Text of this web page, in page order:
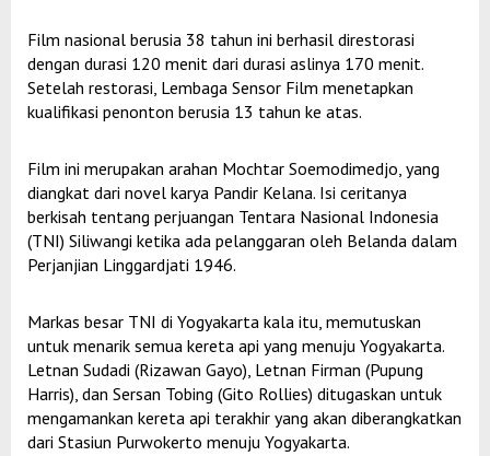
Film nasional berusia 38 tahun ini berhasil direstorasi
dengan durasi 120 menit dari durasi aslinya 170 menit.
Setelah restorasi, Lembaga Sensor Film menetapkan
kualifikasi penonton berusia 13 tahun ke atas.
Film ini merupakan arahan Mochtar Soemodimedjo, yang
diangkat dari novel karya Pandir Kelana. Isi ceritanya
berkisah tentang perjuangan Tentara Nasional Indonesia
(TNI) Siliwangi ketika ada pelanggaran oleh Belanda dalam
Perjanjian Linggardjati 1946.
Markas besar TNI di Yogyakarta kala itu, memutuskan
untuk menarik semua kereta api yang menuju Yogyakarta.
Letnan Sudadi (Rizawan Gayo), Letnan Firman (Pupung
Harris), dan Sersan Tobing (Gito Rollies) ditugaskan untuk
mengamankan kereta api terakhir yang akan diberangkatkan
dari Stasiun Purwokerto menuju Yogyakarta.